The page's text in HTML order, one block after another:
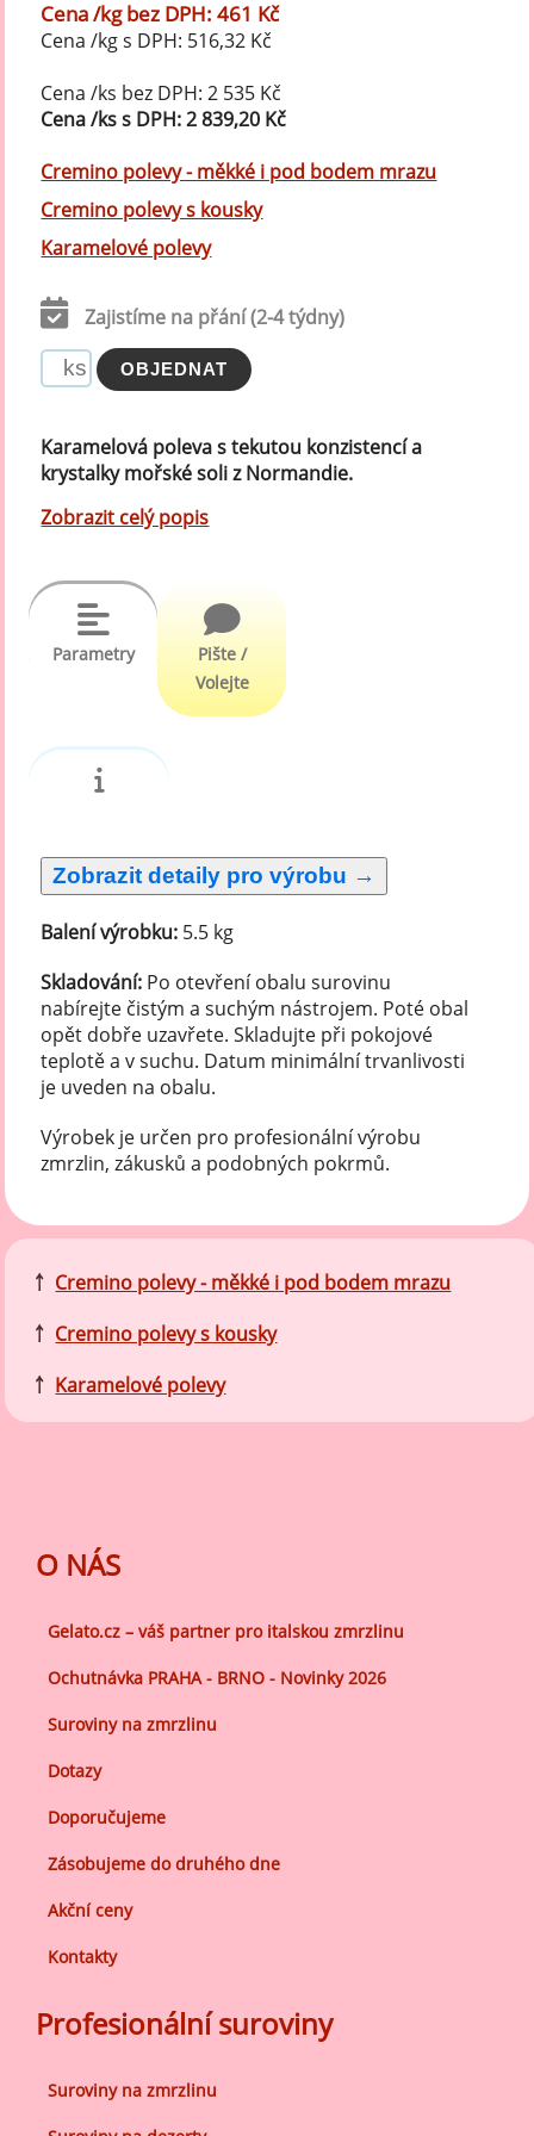
Cena /kg bez DPH: 461 Kč
Cena /kg s DPH: 516,32 Kč
Cena /ks bez DPH: 2 535 Kč
Cena /ks s DPH: 2 839,20 Kč
Cremino polevy - měkké i pod bodem mrazu
Cremino polevy s kousky
Karamelové polevy
Zajistíme na přání (2-4 týdny)
Karamelová poleva s tekutou konzistencí a
krystalky mořské soli z Normandie.
Zobrazit celý popis
Parametry
Pište /
Volejte
Balení výrobku: 5.5 kg
Skladování: Po otevření obalu surovinu
nabírejte čistým a suchým nástrojem. Poté obal
opět dobře uzavřete. Skladujte při pokojové
teplotě a v suchu. Datum minimální trvanlivosti
je uveden na obalu.
Výrobek je určen pro profesionální výrobu
zmrzlin, zákusků a podobných pokrmů.
￪ Cremino polevy - měkké i pod bodem mrazu
￪ Cremino polevy s kousky
￪ Karamelové polevy
O NÁS
Gelato.cz – váš partner pro italskou zmrzlinu
Ochutnávka PRAHA - BRNO - Novinky 2026
Suroviny na zmrzlinu
Dotazy
Doporučujeme
Zásobujeme do druhého dne
Akční ceny
Kontakty
Profesionální suroviny
Suroviny na zmrzlinu